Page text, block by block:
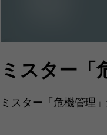
ミスター「
ミスター「危機管理